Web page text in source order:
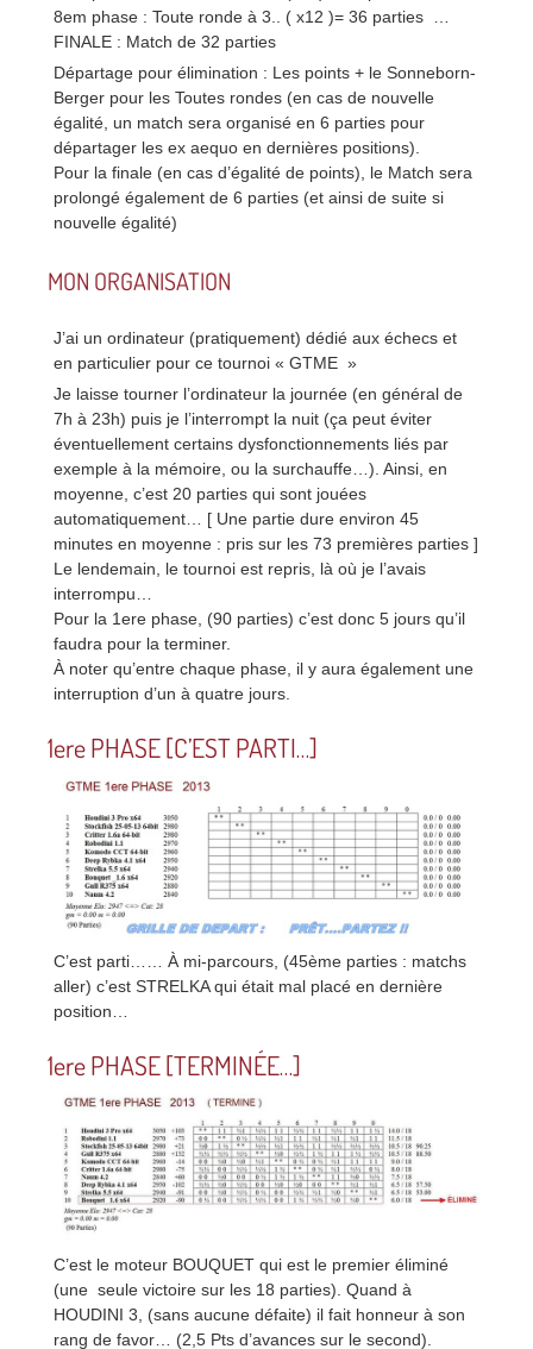
8em phase : Toute ronde à 3.. ( x12 )= 36 parties …
FINALE : Match de 32 parties
Départage pour élimination : Les points + le Sonneborn-
Berger pour les Toutes rondes (en cas de nouvelle
égalité, un match sera organisé en 6 parties pour
départager les ex aequo en dernières positions).
Pour la finale (en cas d’égalité de points), le Match sera
prolongé également de 6 parties (et ainsi de suite si
nouvelle égalité)
MON ORGANISATION
J’ai un ordinateur (pratiquement) dédié aux échecs et
en particulier pour ce tournoi « GTME »
Je laisse tourner l’ordinateur la journée (en général de
7h à 23h) puis je l’interrompt la nuit (ça peut éviter
éventuellement certains dysfonctionnements liés par
exemple à la mémoire, ou la surchauffe…). Ainsi, en
moyenne, c’est 20 parties qui sont jouées
automatiquement… [ Une partie dure environ 45
minutes en moyenne : pris sur les 73 premières parties ]
Le lendemain, le tournoi est repris, là où je l’avais
interrompu…
Pour la 1ere phase, (90 parties) c’est donc 5 jours qu’il
faudra pour la terminer.
À noter qu’entre chaque phase, il y aura également une
interruption d’un à quatre jours.
1ere PHASE [C’EST PARTI…]
C’est parti…… À mi-parcours, (45ème parties : matchs
aller) c’est STRELKA qui était mal placé en dernière
position…
1ere PHASE [TERMINÉE…]
C’est le moteur BOUQUET qui est le premier éliminé
(une seule victoire sur les 18 parties). Quand à
HOUDINI 3, (sans aucune défaite) il fait honneur à son
rang de favor… (2,5 Pts d’avances sur le second).